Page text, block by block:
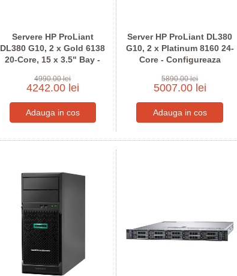
Servere HP ProLiant
DL380 G10, 2 x Gold 6138
20-Core, 15 x 3.5" Bay -
comanda
4990.00 lei
4242.00 lei
Server HP ProLiant DL380
G10, 2 x Platinum 8160 24-
Core - Configureaza
5890.00 lei
5007.00 lei